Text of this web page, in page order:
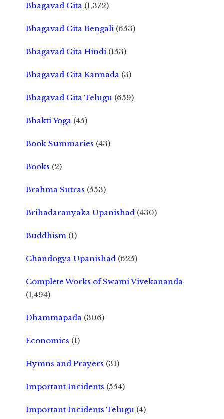
Bhagavad Gita (1,372)
Bhagavad Gita Bengali (653)
Bhagavad Gita Hindi (153)
Bhagavad Gita Kannada (3)
Bhagavad Gita Telugu (659)
Bhakti Yoga (45)
Book Summaries (43)
Books (2)
Brahma Sutras (553)
Brihadaranyaka Upanishad (430)
Buddhism (1)
Chandogya Upanishad (625)
Complete Works of Swami Vivekananda
(1,494)
Dhammapada (306)
Economics (1)
Hymns and Prayers (31)
Important Incidents (554)
Important Incidents Telugu (4)